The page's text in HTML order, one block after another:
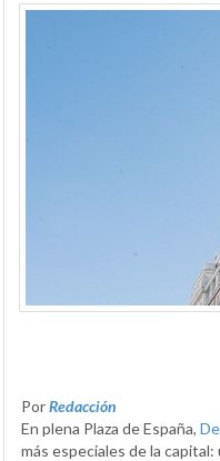
PorRedacción
En plena Plaza de España,
más especiales de la